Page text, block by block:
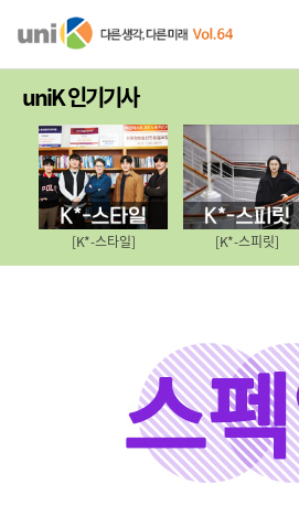
uniK 인기기사
[K*-스타일] [K*-스피릿]